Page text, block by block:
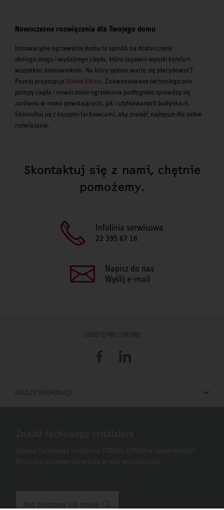
Nowoczesne rozwiązania dla Twojego domu
Innowacyjne ogrzewanie domu to sposób na dostarczenie
ekologicznego i wydajnego ciepła, które zapewni wysoki komfort
wszystkim domownikom. Na który system warto się zdecydować?
Poznaj propozycje Stiebel Eltron. Zaawansowane technologicznie
pompy ciepła i nowoczesne ogrzewanie podłogowe sprawdzą się
zarówno w nowo powstających, jak i użytkowanych budynkach.
Skonsultuj się z naszymi fachowcami, aby znaleźć najlepsze dla siebie
rozwiązanie.
Skontaktuj się z nami, chętnie
pomożemy.
Infolinia serwisowa
22 395 67 16
Napisz do nas
Wyślij e-mail
UDOSTĘPNIJ STRONĘ
FacebookLinkedIn
DALSZE INFORMACJE